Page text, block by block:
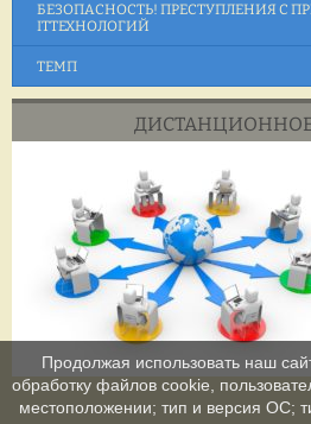
БЕЗОПАСНОСТЬ! ПРЕСТУПЛЕНИЯ С
ITТЕХНОЛОГИЙ
ТЕМП
Продолжая использовать наш
обработку файлов cookie,
местоположении; тип и версия ОС;